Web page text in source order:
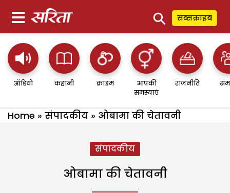
⚲ सब्सक्राइब
ऑडियो कहानी क्राइम
आपकी
समस्याएं
राजनीति
Home » संपादकीय » ओबामा की चेतावनी
संपादकीय
ओबामा की चेतावनी